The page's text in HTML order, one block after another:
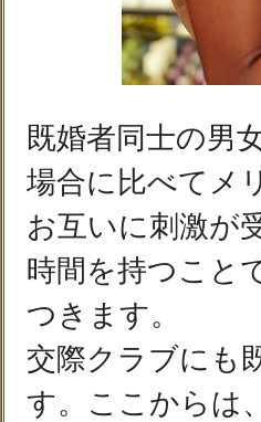
既婚者同士の男
場合に比べてメ
お互いに刺激が
時間を持つこと
つきます。
交際クラブにも
す。ここからは